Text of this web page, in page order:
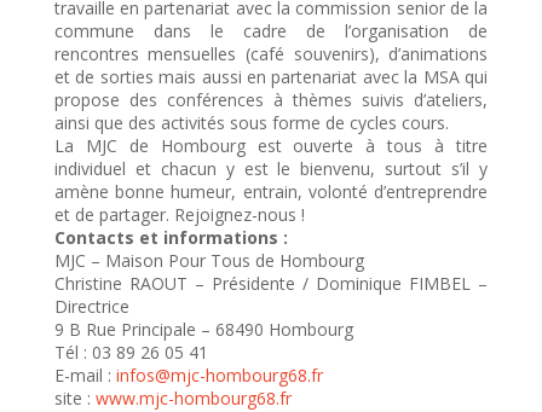
travaille en partenariat avec la commission senior de la
commune dans le cadre de l’organisation de
rencontres mensuelles (café souvenirs), d’animations
et de sorties mais aussi en partenariat avec la MSA qui
propose des conférences à thèmes suivis d’ateliers,
ainsi que des activités sous forme de cycles cours.
La MJC de Hombourg est ouverte à tous à titre
individuel et chacun y est le bienvenu, surtout s’il y
amène bonne humeur, entrain, volonté d’entreprendre
et de partager. Rejoignez-nous !
Contacts et informations :
MJC – Maison Pour Tous de Hombourg
Christine RAOUT – Présidente / Dominique FIMBEL –
Directrice
9 B Rue Principale – 68490 Hombourg
Tél : 03 89 26 05 41
E-mail : infos@mjc-hombourg68.fr
site : www.mjc-hombourg68.fr